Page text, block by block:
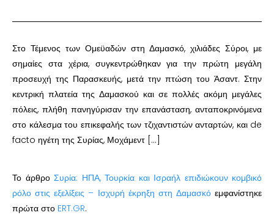
Στο Τέμενος των Ομεϋαδών στη Δαμασκό, χιλιάδες Σύροι, με
σημαίες στα χέρια, συγκεντρώθηκαν για την πρώτη μεγάλη
προσευχή της Παρασκευής, μετά την πτώση του Άσαντ. Στην
κεντρική πλατεία της Δαμασκού και σε πολλές ακόμη μεγάλες
πόλεις, πλήθη πανηγύρισαν την επανάσταση, ανταποκρινόμενα
στο κάλεσμα του επικεφαλής των τζιχαντιστών ανταρτών, και de
facto ηγέτη της Συρίας, Μοχάμεντ […]
Το άρθρο Συρία: ΗΠΑ, Τουρκία και Ισραήλ επιδιώκουν κομβικό
ρόλο στις εξελίξεις – Ισχυρή έκρηξη στη Δαμασκόεμφανίστηκε
πρώτα στο ERT.GR.